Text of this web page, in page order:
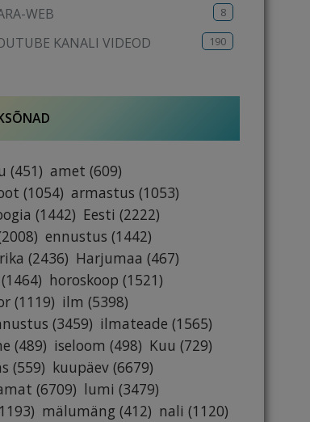
WEB 8
KANALI VIDEOD 190
(451) amet (609)
(1054) armastus (1053)
(1442) Eesti (2222)
ennustus (1442)
(2436) Harjumaa (467)
(1464) horoskoop (1521)
(1119) ilm (5398)
(3459) ilmateade (1565)
(489) iseloom (498) Kuu (729)
(559) kuupäev (6679)
(6709) lumi (3479)
mälumäng (412) nali (1120)